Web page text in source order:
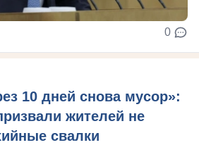
0
10 дней снова мусор»:
жителей не
свалки